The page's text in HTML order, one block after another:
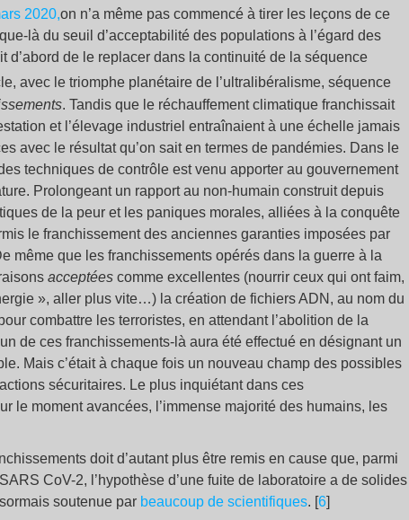
2020,on n’a même pas commencé à tirer les leçons de ce
là du seuil d’acceptabilité des populations à l’égard des
d’abord de le replacer dans la continuité de la séquence
avec le triomphe planétaire de l’ultralibéralisme, séquence
. Tandis que le réchauffement climatique franchissait
et l’élevage industriel entraînaient à une échelle jamais
avec le résultat qu’on sait en termes de pandémies. Dans le
techniques de contrôle est venu apporter au gouvernement
Prolongeant un rapport au non-humain construit depuis
de la peur et les paniques morales, alliées à la conquête
le franchissement des anciennes garanties imposées par
même que les franchissements opérés dans la guerre à la
acceptées comme excellentes (nourrir ceux qui ont faim,
», aller plus vite…) la création de fichiers ADN, au nom du
combattre les terroristes, en attendant l’abolition de la
de ces franchissements-là aura été effectué en désignant un
Mais c’était à chaque fois un nouveau champ des possibles
sécuritaires. Le plus inquiétant dans ces
le moment avancées, l’immense majorité des humains, les
doit d’autant plus être remis en cause que, parmi
CoV-2, l’hypothèse d’une fuite de laboratoire a de solides
soutenue par beaucoup de scientifiques. [6]